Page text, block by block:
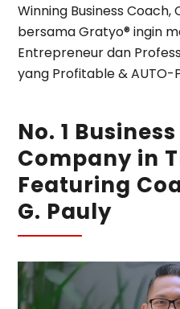
Winning Business Coach,
bersama Gratyo® ingin
Entrepreneur dan
yang Profitable & AUTO-
No. 1
Company in
Featuring
G. Pauly